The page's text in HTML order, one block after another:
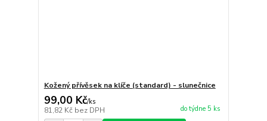
Kožený přívěsek na klíče (standard) - slunečnice
99,00 Kč/ks
81,82 Kč bez DPH do týdne 5 ks